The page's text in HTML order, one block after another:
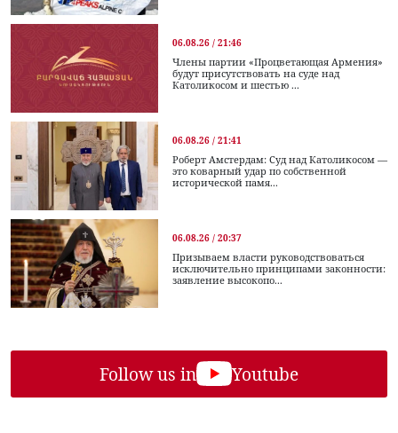
06.08.26 / 21:46
Члены партии «Процветающая Армения»
будут присутствовать на суде над
Католикосом и шестью ...
06.08.26 / 21:41
Роберт Амстердам: Суд над Католикосом —
это коварный удар по собственной
исторической памя...
06.08.26 / 20:37
Призываем власти руководствоваться
исключительно принципами законности:
заявление высокопо...
Follow us in Youtube